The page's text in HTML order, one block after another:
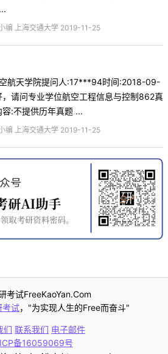
编 上海交通大学 2019-11-25
航天学院提问人:17***94时间:2018-09-
请问专业学位航空工程信息与控制862真
:不提供历年真题 ...
编 上海交通大学 2019-11-25
考试FreeKaoYan.Com
考试，"为实现人生的Free而奋斗"
们 联系我们 电子邮件
备16059069号